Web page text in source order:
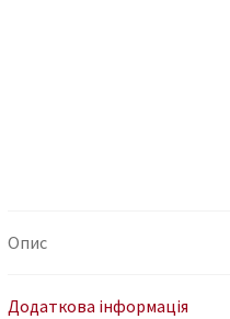
Опис
Додаткова інформація